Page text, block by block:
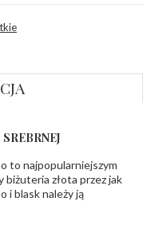
134 38-200 Jasło; NIP:
tel.13 44 56 100;
,PZ Stelmach Sp. z o.o. ul.
Opole; NIP 7542889545;
100; biuro@stelmach.pl
to najpopularniejszym
biżuteria złota przez jak
i blask należy ją